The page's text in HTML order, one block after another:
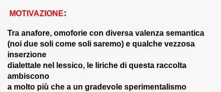
MOTIVAZIONE:
Tra anafore, omoforie con diversa valenza semantica
(noi due soli come soli saremo) e qualche vezzosa
inserzione
dialettale nel lessico, le liriche di questa raccolta
ambiscono
a molto più che a un gradevole sperimentalismo
(8-07-2011)